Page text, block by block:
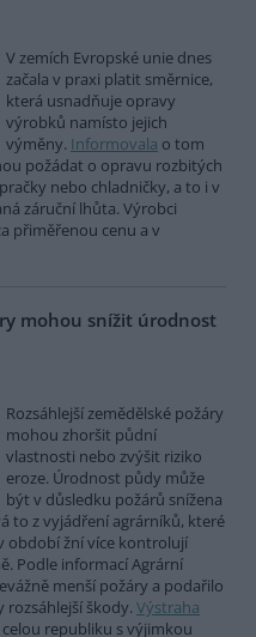
V zemích Evropské unie dnes
začala v praxi platit směrnice,
která usnadňuje opravy
výrobků namísto jejich
výměny. Informovala o tom
požádat o opravu rozbitých
nebo chladničky, a to i v
záruční lhůta. Výrobci
přiměřenou cenu a v
mohou snížit úrodnost
Rozsáhlejší zemědělské požáry
mohou zhoršit půdní
vlastnosti nebo zvýšit riziko
eroze. Úrodnost půdy může
být v důsledku požárů snížena
to z vyjádření agrárníků, které
období žní více kontrolují
Podle informací Agrární
menší požáry a podařilo
rozsáhlejší škody. Výstraha
republiku s výjimkou